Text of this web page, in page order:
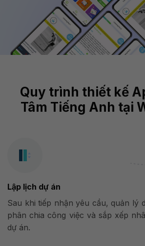
Quy trình thiết kế
Tâm Tiếng Anh tại
Lập lịch dự án
Sau khi tiếp nhận yêu cầu, quản lý
phân chia công việc và sắp xếp
dự án.